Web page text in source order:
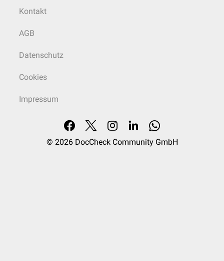
Kontakt
AGB
Datenschutz
Cookies
Impressum
© 2026 DocCheck Community GmbH